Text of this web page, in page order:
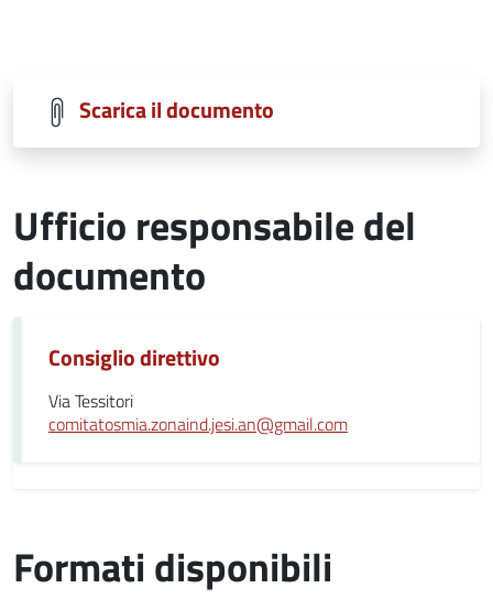
Scarica il documento
Ufficio responsabile del
documento
Consiglio direttivo
Via Tessitori
comitatosmia.zonaind.jesi.an@gmail.com
Formati disponibili